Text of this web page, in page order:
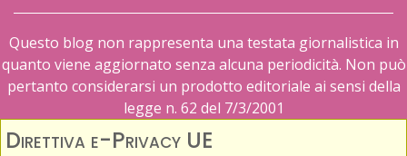
Questo blog non rappresenta una testata giornalistica in
quanto viene aggiornato senza alcuna periodicità. Non può
pertanto considerarsi un prodotto editoriale ai sensi della
legge n. 62 del 7/3/2001
Direttiva e-Privacy UE